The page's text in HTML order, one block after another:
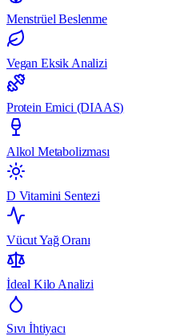
Menstrüel Beslenme
Vegan Eksik Analizi
Protein Emici (DIAAS)
Alkol Metabolizması
D Vitamini Sentezi
Vücut Yağ Oranı
İdeal Kilo Analizi
Sıvı İhtiyacı